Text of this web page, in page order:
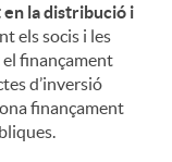
en la distribució i
els socis i les
el finançament
d’inversió
finançament